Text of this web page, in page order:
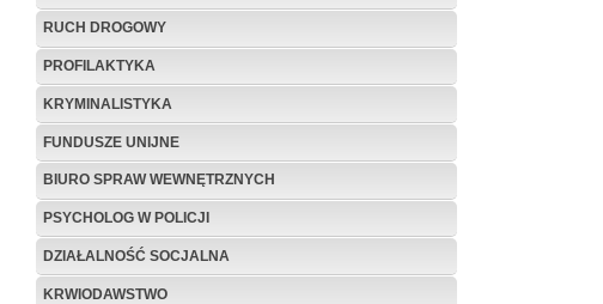
RUCH DROGOWY
PROFILAKTYKA
KRYMINALISTYKA
FUNDUSZE UNIJNE
BIURO SPRAW WEWNĘTRZNYCH
PSYCHOLOG W POLICJI
DZIAŁALNOŚĆ SOCJALNA
KRWIODAWSTWO